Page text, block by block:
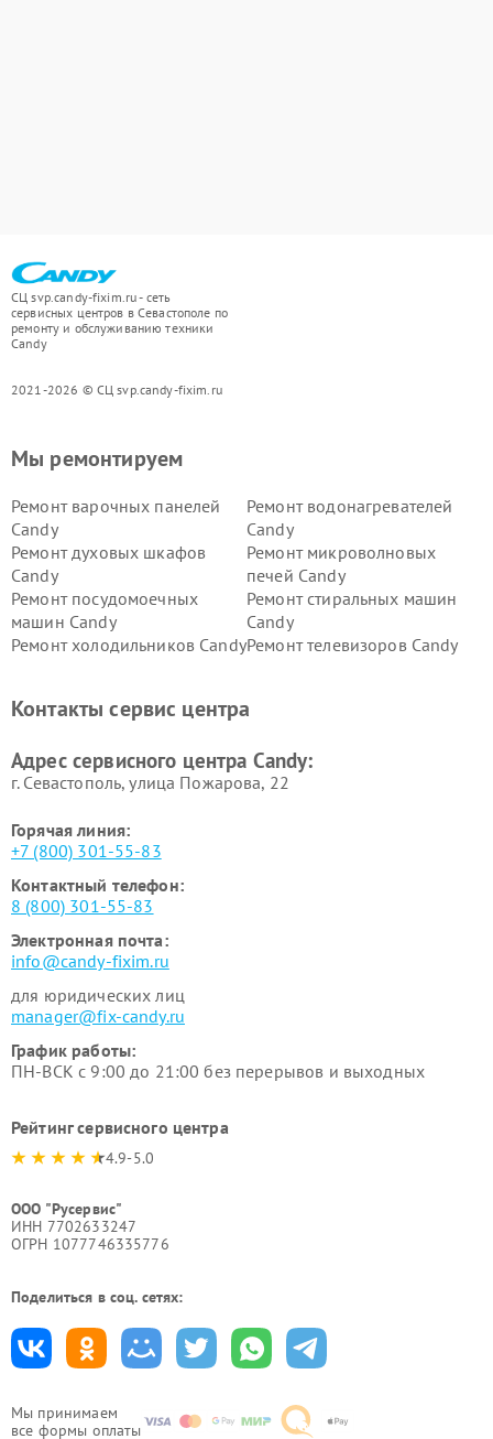
СЦ svp.candy-fixim.ru - сеть
сервисных центров в Севастополе по
ремонту и обслуживанию техники
Candy
2021-2026 © СЦ svp.candy-fixim.ru
Мы принимаем
все формы оплаты
Мы ремонтируем
Ремонт варочных панелей
Candy
Ремонт водонагревателей
Candy
Ремонт духовых шкафов
Candy
Ремонт микроволновых
печей Candy
Ремонт посудомоечных
машин Candy
Ремонт стиральных машин
Candy
Ремонт холодильников CandyРемонт телевизоров Candy
Контакты сервис центра
Адрес сервисного центра Candy:
г. Севастополь, улица Пожарова, 22
Горячая линия:
+7 (800) 301-55-83
Контактный телефон:
8 (800) 301-55-83
Электронная почта:
info@candy-fixim.ru
для юридических лиц
manager@fix-candy.ru
График работы:
ПН-ВСК с 9:00 до 21:00 без перерывов и выходных
Рейтинг сервисного центра
4.9-5.0
ООО "Русервис"
ИНН 7702633247
ОГРН 1077746335776
Поделиться в соц. сетях: